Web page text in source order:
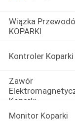
Wiązka
KOPARKI
Kontroler Koparki
Zawór
Koparki
Monitor Koparki